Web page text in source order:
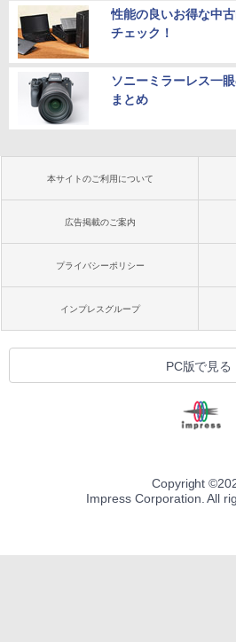
性能の良いお得な中
チェック！
ソニーミラーレス一
まとめ
本サイトのご利用について
広告掲載のご案内
プライバシーポリシー
インプレスグループ
PC版で見る
Copyright ©
Impress Corporation. All